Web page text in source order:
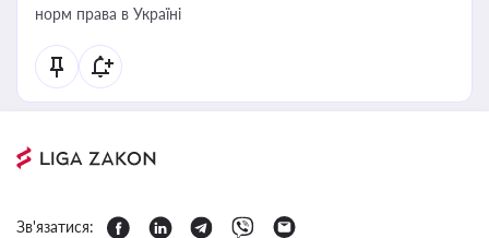
норм права в Україні
Зв'язатися: